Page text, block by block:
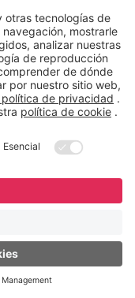
una
de la
y